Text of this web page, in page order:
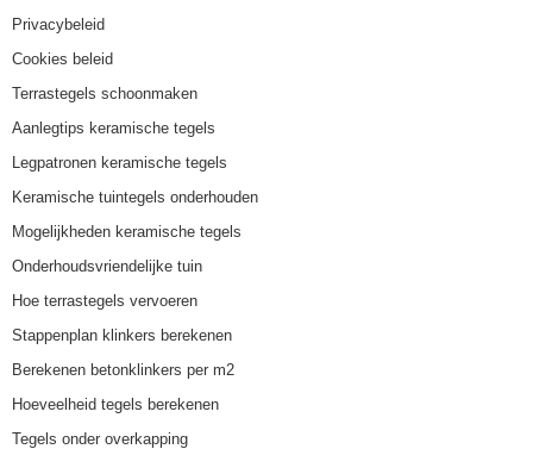
Privacybeleid
Cookies beleid
Terrastegels schoonmaken
Aanlegtips keramische tegels
Legpatronen keramische tegels
Keramische tuintegels onderhouden
Mogelijkheden keramische tegels
Onderhoudsvriendelijke tuin
Hoe terrastegels vervoeren
Stappenplan klinkers berekenen
Berekenen betonklinkers per m2
Hoeveelheid tegels berekenen
Tegels onder overkapping